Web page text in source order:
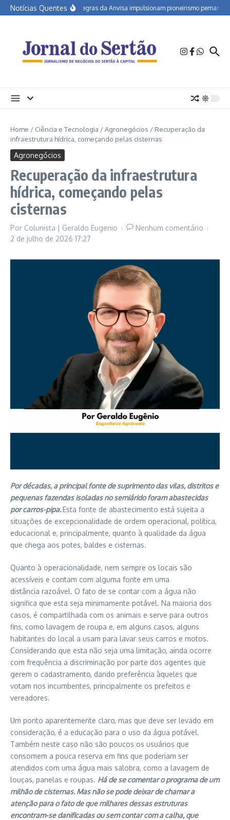
Ir para o conteúdo
Notícias QuentesNovas regras da Anvisa impulsionam pioneirismo
Home / Ciência e Tecnologia /Agronegócios / Recuperação da
infraestrutura hídrica, começando pelas cisternas
Agronegócios
Recuperação da infraestrutura
hídrica, começando pelas
cisternas
Por Colunista | Geraldo Eugenio
Nenhum comentário
2 de julho de 2026 17:27
Por décadas, a principal fonte de suprimento das vilas, distritos e
pequenas fazendas isoladas no semiárido foram abastecidas
por carros-pipa.Esta fonte de abastecimento está sujeita a
situações de excepcionalidade de ordem operacional, política,
educacional e, principalmente, quanto à qualidade da água
que chega aos potes, baldes e cisternas.
Quanto à operacionalidade, nem sempre os locais são
acessíveis e contam com alguma fonte em uma
distância razoável. O fato de se contar com a água não
significa que esta seja minimamente potável. Na maioria dos
casos, é compartilhada com os animais e serve para outros
fins, como lavagem de roupa e, em alguns casos, alguns
habitantes do local a usam para lavar seus carros e motos.
Considerando que esta não seja uma limitação, ainda ocorre
com frequência a discriminação por parte dos agentes que
gerem o cadastramento, dando preferência àqueles que
votam nos incumbentes, principalmente os prefeitos e
vereadores.
Um ponto aparentemente claro, mas que deve ser levado em
consideração, é a educação para o uso da água potável.
Também neste caso não são poucos os usuários que
consomem a pouca reserva em fins que poderiam ser
atendidos com uma água mais salobra, como a lavagem de
louças, panelas e roupas. Há de se comentar o programa de um
milhão de cisternas. Mas não se pode deixar de chamar a
atenção para o fato de que milhares dessas estruturas
encontram-se danificadas ou sem contar com a calha, que